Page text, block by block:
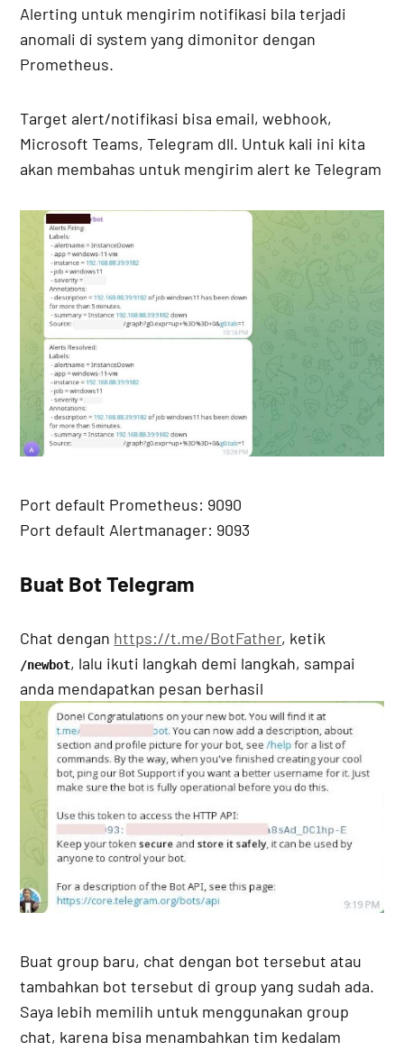
Alerting untuk mengirim notifikasi bila terjadi
anomali di system yang dimonitor dengan
Prometheus.
Target alert/notifikasi bisa email, webhook,
Microsoft Teams, Telegram dll. Untuk kali ini kita
akan membahas untuk mengirim alert ke Telegram
Port default Prometheus: 9090
Port default Alertmanager: 9093
Buat Bot Telegram
Chat dengan https://t.me/BotFather, ketik
/newbot, lalu ikuti langkah demi langkah, sampai
anda mendapatkan pesan berhasil
Buat group baru, chat dengan bot tersebut atau
tambahkan bot tersebut di group yang sudah ada.
Saya lebih memilih untuk menggunakan group
chat, karena bisa menambahkan tim kedalam